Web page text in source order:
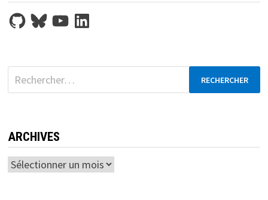
GitHubBlueskyYouTubeLinkedIn
Rechercher :
ARCHIVES
Archives